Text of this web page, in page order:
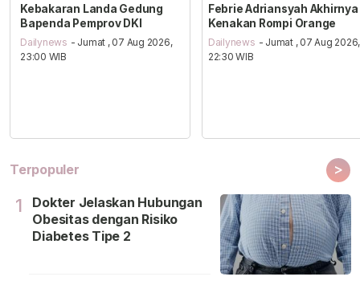
Kebakaran Landa Gedung
Bapenda Pemprov DKI
Dailynews - Jumat , 07 Aug 2026,
23:00 WIB
Febrie Adriansyah Akhirnya
Kenakan Rompi Orange
Dailynews - Jumat , 07 Aug 2026,
22:30 WIB
Terpopuler >
1
Dokter Jelaskan Hubungan
Obesitas dengan Risiko
Diabetes Tipe 2